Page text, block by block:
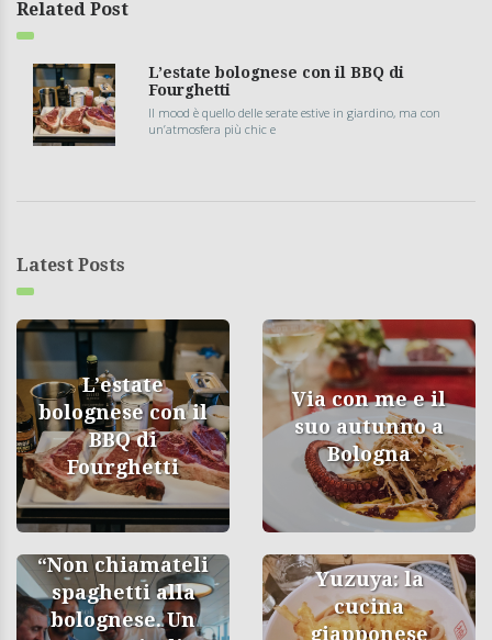
Related Post
L’estate bolognese con il BBQ di
Fourghetti
Il mood è quello delle serate estive in giardino, ma con
un’atmosfera più chic e
Latest Posts
L’estate
bolognese con il
BBQ di
Fourghetti
Via con me e il
suo autunno a
Bologna
“Non chiamateli
spaghetti alla
bolognese. Un
Yuzuya: la
cucina
giapponese